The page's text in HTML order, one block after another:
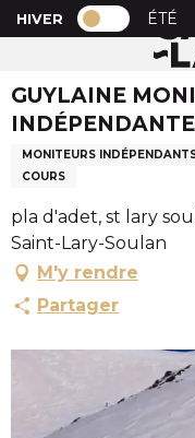
A
l
e
r
a
u
o
n
t
e
PAGE D’ACCUEIL
HIVER ÉTÉ
Accueil GUYLAINE
GUYLAINE
INDÉPENDANTE
MONITEURS
COURS
pla d'adet, st lary
Saint-Lary-Soulan
M'y rendre
Partager